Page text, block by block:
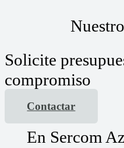
Solicite
compromiso
Contactar
En Sercom